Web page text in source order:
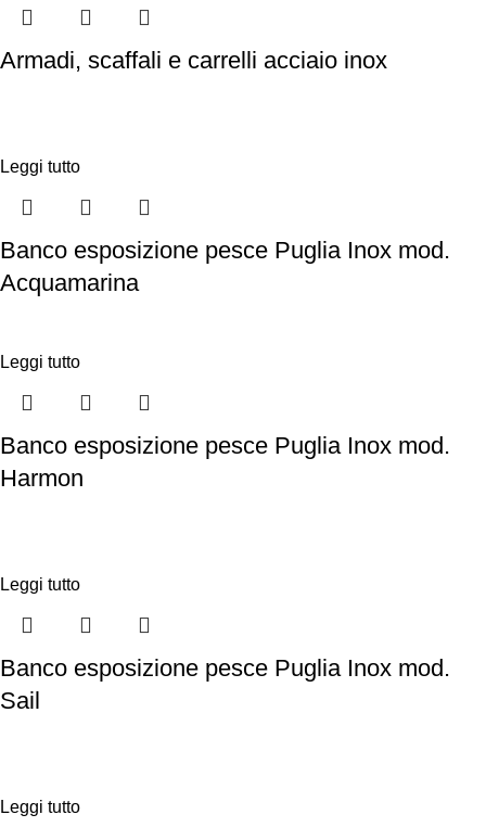
Armadi, scaffali e carrelli acciaio inox
Leggi tutto
Banco esposizione pesce Puglia Inox mod.
Acquamarina
Leggi tutto
Banco esposizione pesce Puglia Inox mod.
Harmon
Leggi tutto
Banco esposizione pesce Puglia Inox mod.
Sail
Leggi tutto